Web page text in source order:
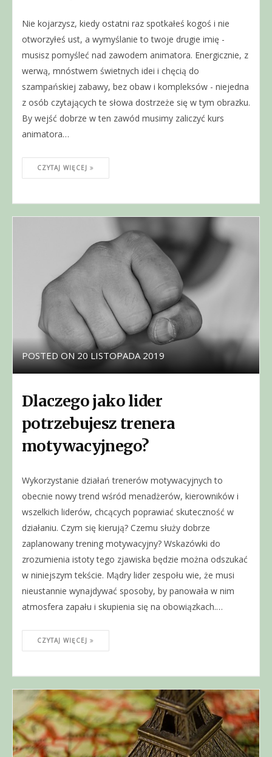
Nie kojarzysz, kiedy ostatni raz spotkałeś kogoś i nie
otworzyłeś ust, a wymyślanie to twoje drugie imię -
musisz pomyśleć nad zawodem animatora. Energicznie, z
werwą, mnóstwem świetnych idei i chęcią do
szampańskiej zabawy, bez obaw i kompleksów - niejedna
z osób czytających te słowa dostrzeże się w tym obrazku.
By wejść dobrze w ten zawód musimy zaliczyć kurs
animatora…
CZYTAJ WIĘCEJ
POSTED ON20 LISTOPADA 2019
Dlaczego jako lider
potrzebujesz trenera
motywacyjnego?
Wykorzystanie działań trenerów motywacyjnych to
obecnie nowy trend wśród menadżerów, kierowników i
wszelkich liderów, chcących poprawiać skuteczność w
działaniu. Czym się kierują? Czemu służy dobrze
zaplanowany trening motywacyjny? Wskazówki do
zrozumienia istoty tego zjawiska będzie można odszukać
w niniejszym tekście. Mądry lider zespołu wie, że musi
nieustannie wynajdywać sposoby, by panowała w nim
atmosfera zapału i skupienia się na obowiązkach.…
CZYTAJ WIĘCEJ